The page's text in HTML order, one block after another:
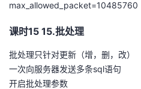
max_allowed_packet=10485760
课时15 15.批处理
批处理只针对更新（增，删，改）
一次向服务器发送多条sql语句
开启批处理参数